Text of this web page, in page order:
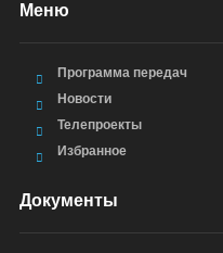
Меню
Программа передач
Новости
Телепроекты
Избранное
Документы